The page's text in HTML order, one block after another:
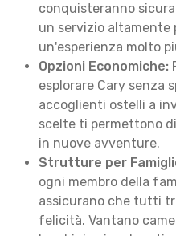
conquisteranno
un servizio altamente
un'esperienza molto
Opzioni Economiche:
esplorare Cary senza
accoglienti ostelli a
scelte ti permettono
in nuove avventure.
Strutture per
ogni membro della
assicurano che tutti
felicità. Vantano